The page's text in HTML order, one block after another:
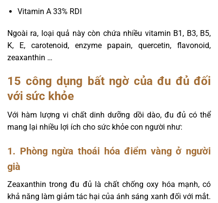
Vitamin A 33% RDI
Ngoài ra, loại quả này còn chứa nhiều vitamin B1, B3, B5,
K, E, carotenoid, enzyme papain, quercetin, flavonoid,
zeaxanthin …
15 công dụng bất ngờ của đu đủ đối
với sức khỏe
Với hàm lượng vi chất dinh dưỡng dồi dào, đu đủ có thể
mang lại nhiều lợi ích cho sức khỏe con người như:
1. Phòng ngừa thoái hóa điểm vàng ở người
già
Zeaxanthin trong đu đủ là chất chống oxy hóa mạnh, có
khả năng làm giảm tác hại của ánh sáng xanh đối với mắt.